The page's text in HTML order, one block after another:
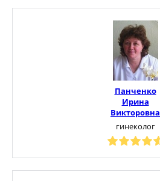
Панченко
Ирина
Викторовна
гинеколог